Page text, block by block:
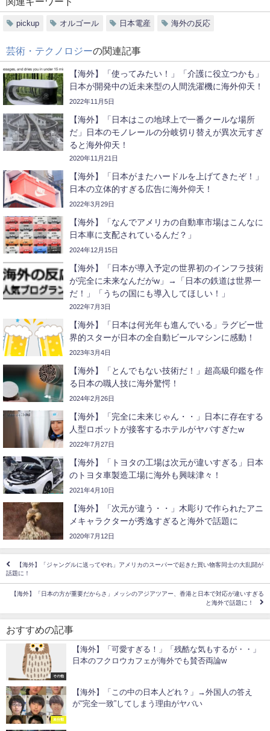
pickup オルゴール 日本電産 海外の反応
芸術・テクノロジーの関連記事
【海外】「使ってみたい！」「介護に役立つかも」
日本が開発中の近未来型の人間洗濯機に海外仰天！
2022年11月5日
【海外】「日本はこの地球上で一番クールな場所
だ」日本のモノレールの分岐切り替えが異次元すぎ
ると海外仰天！
2020年11月21日
【海外】「日本がまたハードルを上げてきたぞ！」
日本の立体的すぎる広告に海外仰天！
2022年3月29日
【海外】「なんでアメリカの自動車市場はこんなに
日本車に支配されているんだ？」
2024年12月15日
【海外】「日本が導入予定の世界初のインフラ技術
が完全に未来なんだがw」→「日本の鉄道は世界一
だ！」「うちの国にも導入してほしい！」
2022年7月3日
【海外】「日本は何光年も進んでいる」ラグビー世
界的スターが日本の全自動ビールマシンに感動！
2023年3月4日
【海外】「とんでもない技術だ！」超高級印鑑を作
る日本の職人技に海外驚愕！
2024年2月26日
【海外】「完全に未来じゃん・・」日本に存在する
人型ロボットが接客するホテルがヤバすぎたw
2022年7月27日
【海外】「トヨタの工場は次元が違いすぎる」日本
のトヨタ車製造工場に海外も興味津々！
2021年4月10日
【海外】「次元が違う・・」木彫りで作られたアニ
メキャラクターが秀逸すぎると海外で話題に
2020年7月12日
【海外】「ジャングルに送ってやれ」アメリカのスーパーで起きた買い物客同士の大乱闘が
話題に！
【海外】「日本の方が重要だからさ」メッシのアジアツアー、香港と日本で対応が違いすぎる
と海外で話題に！
おすすめの記事
その他
【海外】「可愛すぎる！」「残酷な気もするが・・」
日本のフクロウカフェが海外でも賛否両論w
未分類
【海外】「この中の日本人どれ？」→外国人の答え
が“完全一致”してしまう理由がヤバい